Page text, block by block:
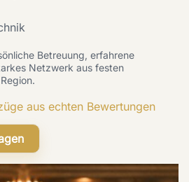
Betreuung, erfahrene
Netzwerk aus festen
aus echten Bewertungen